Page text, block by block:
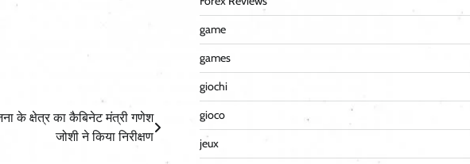
के क्षेत्र का कैबिनेट मंत्री गणेश
जोशी ने किया निरीक्षण
game
games
giochi
gioco
jeux